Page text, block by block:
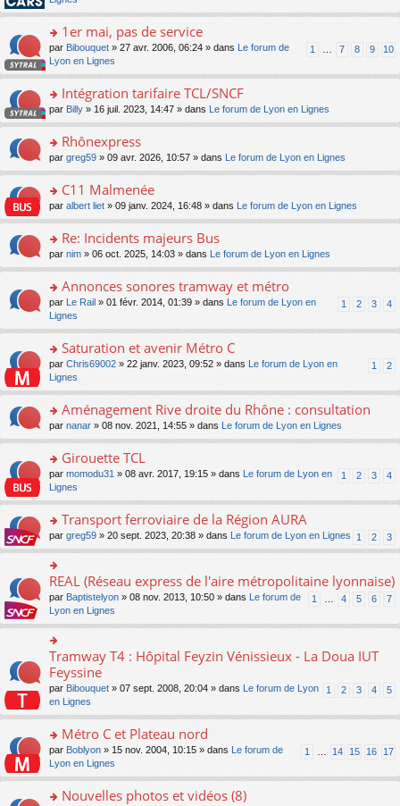
s
ré
e
n
lu
pl
ré
c
e
n
o
n
lu
le
u
ré
c
e
m
e
s
s
a
n
o
n
lu
pl
s
ré
c
nt
s
er
le
m
e
s
s
e
n
o
n
le
u
s
ré
e
nt
o
s
er
le
m
e
s
g
e
n
o
lu
pl
u
ré
e
nt
1er mai, pas de service
1 7 8 9 10
par Bibouquet » 27 avr. 2006, 06:24 » dans
Le forum de
Lyon en Lignes
o
n
ult
er
le
m
e
a
g
e
n
n
pl
u
ré
e
nt
Intégration tarifaire TCL/SNCF
par Billy » 16 juil. 2023, 14:47 » dans Le forum de Lyon en Lignes
o
n
ult
er
le
m
e
a
g
e
n
o
lu
u
s
ré
e
nt
Rhônexpress
par greg59 » 09 avr. 2026, 10:57 » dans Le forum de Lyon en Lignes
o
n
ult
er
le
m
e
s
g
e
n
o
n
le
u
s
ré
c
nt
C11 Malmenée
par albert liet » 09 janv. 2024, 16:48 » dans Le forum de Lyon en Lignes
o
n
ult
er
le
m
e
s
s
e
n
o
n
le
s
ré
c
e
nt
Re: Incidents majeurs Bus
par nim » 06 oct. 2025, 14:03 » dans Le forum de Lyon en Lignes
o
s
er
le
m
e
s
s
e
n
o
n
lu
pl
s
ré
c
nt
Annonces sonores tramway et métro
1 2 3 4
par Le Rail » 01 févr. 2014, 01:39 » dans
Le forum de Lyon en
Lignes
o
s
er
le
m
e
s
s
e
n
o
n
lu
pl
ré
e
nt
Saturation et avenir Métro C
1 2
par Chris69002 » 22 janv. 2023, 09:52 » dans
Le forum de Lyon en
Lignes
o
n
ult
er
le
m
e
s
a
e
n
o
n
lu
le
pl
u
s
ré
c
e
nt
Aménagement Rive droite du Rhône : consultation
par nanar » 08 nov. 2021, 14:55 » dans Le forum de Lyon en Lignes
o
s
er
le
m
e
s
s
a
e
o
n
lu
le
pl
s
ré
c
e
nt
Girouette TCL
1 2 3 4
par momodu31 » 08 avr. 2017, 19:15 » dans
Le forum de Lyon en
Lignes
o
n
s
ult
er
le
m
e
s
a
e
n
lu
le
pl
s
Transport ferroviaire de la Région AURA
1 2 3
par greg59 » 20 sept. 2023, 20:38 » dans Le forum de Lyon en Lignes
o
n
s
le
m
e
s
s
a
e
n
o
n
lu
REAL (Réseau express de l'aire métropolitaine lyonnaise)
1 4 5 6 7
par Baptistelyon » 08 nov. 2013, 10:50 » dans
Le forum de
Lyon en Lignes
o
n
ult
le
m
e
s
s
g
Tramway T4 : Hôpital Feyzin Vénissieux - La Doua IUT
Feyssine
1 2 3 4 5
par Bibouquet » 07 sept. 2008, 20:04 » dans
Le forum de Lyon
en Lignes
o
s
er
Métro C et Plateau nord
1 14 15 16 17
par Boblyon » 15 nov. 2004, 10:15 » dans
Le forum de
Lyon en Lignes
Nouvelles photos et vidéos (8)